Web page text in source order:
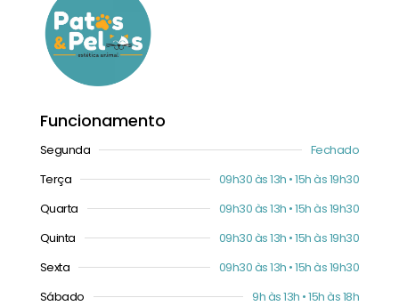
Funcionamento
Segunda
Fechado
Terça
09h30 às 13h • 15h às 19h30
Quarta
09h30 às 13h • 15h às 19h30
Quinta
09h30 às 13h • 15h às 19h30
Sexta
09h30 às 13h • 15h às 19h30
Sábado
9h às 13h • 15h às 18h